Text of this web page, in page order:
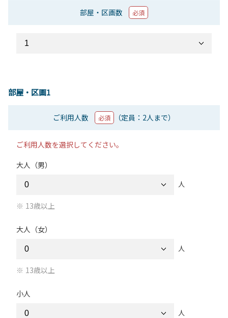
部屋・区画数 必須
部屋・区画1
ご利用人数 必須 （定員：2人まで）
ご利用人数を選択してください。
大人（男）
人
13歳以上
大人（女）
人
13歳以上
小人
人